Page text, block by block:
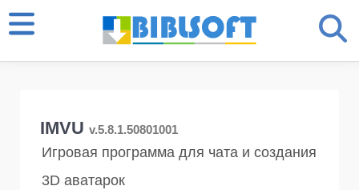
IMVU v.5.8.1.50801001
Игровая программа для чата и создания
3D аватарок